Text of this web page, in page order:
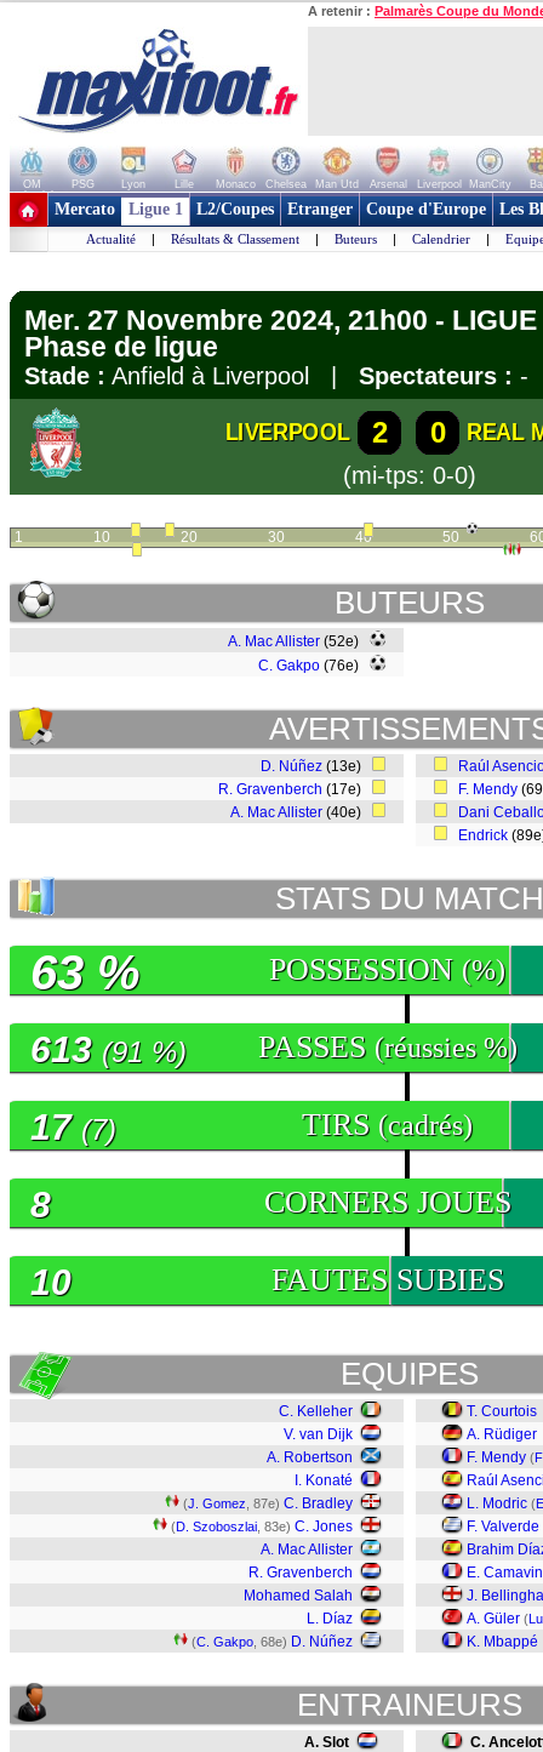
A retenir : Palmarès Coupe du
OM PSG Lyon Lille Monaco Chelsea Man Utd Arsenal Liverpool ManCity
+ de clubs
Mercato Ligue 1 L2/Coupes Etranger Coupe d'Europe Les
Actualité | Résultats & Classement | Buteurs | Calendrier |
Mer. 27 Novembre 2024, 21h00 -
Phase de ligue
Stade : Anfield à Liverpool | Spectateurs :
LIVERPOOL 2 0
REAL
(mi-tps: 0-0)
1 10 20 30 40 50
BUTEURS
A. Mac Allister (52e)
C. Gakpo (76e)
D. Núñez (13e)
R. Gravenberch (17e)
A. Mac Allister (40e)
Raúl
F. Mendy
Dani
Endrick
STATS DU MATCH
POSSESSION (%)
63 %
PASSES (réussies %)
613 (91 %)
TIRS (cadrés)
17 (7)
CORNERS JOUES
8
FAUTES SUBIES
10
EQUIPES
C. Kelleher
V. van Dijk
A. Robertson
I. Konaté
(J. Gomez , 87e) C. Bradley
(D. Szoboszlai , 83e) C. Jones
A. Mac Allister
R. Gravenberch
Mohamed Salah
L. Díaz
(C. Gakpo , 68e) D. Núñez
T. Courtois
A. Rüdiger
F. Mendy (
Raúl
L. Modric (
F. Valverde
Brahim
E.
J.
A. Güler (
K. Mbappé
ENTRAINEURS
A. Slot C.